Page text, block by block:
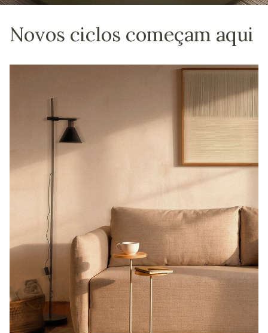
Novos ciclos começam aqui